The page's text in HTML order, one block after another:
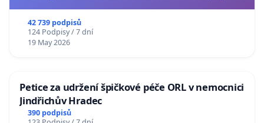
42 739 podpisů
124 Podpisy / 7 dní
19 May 2026
Petice za udržení špičkové péče ORL v nemocnici
Jindřichův Hradec
390 podpisů